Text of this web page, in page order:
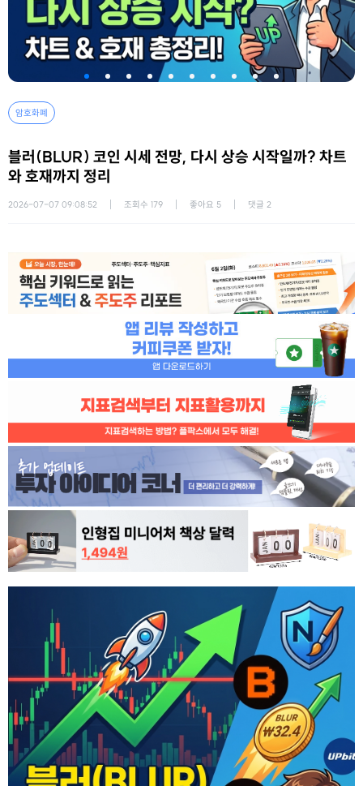
암호화폐
블러(BLUR) 코인 시세 전망, 다시 상승 시작일까? 차트
와 호재까지 정리
2026-07-07 09:08:52 조회수 179 좋아요 5 댓글 2